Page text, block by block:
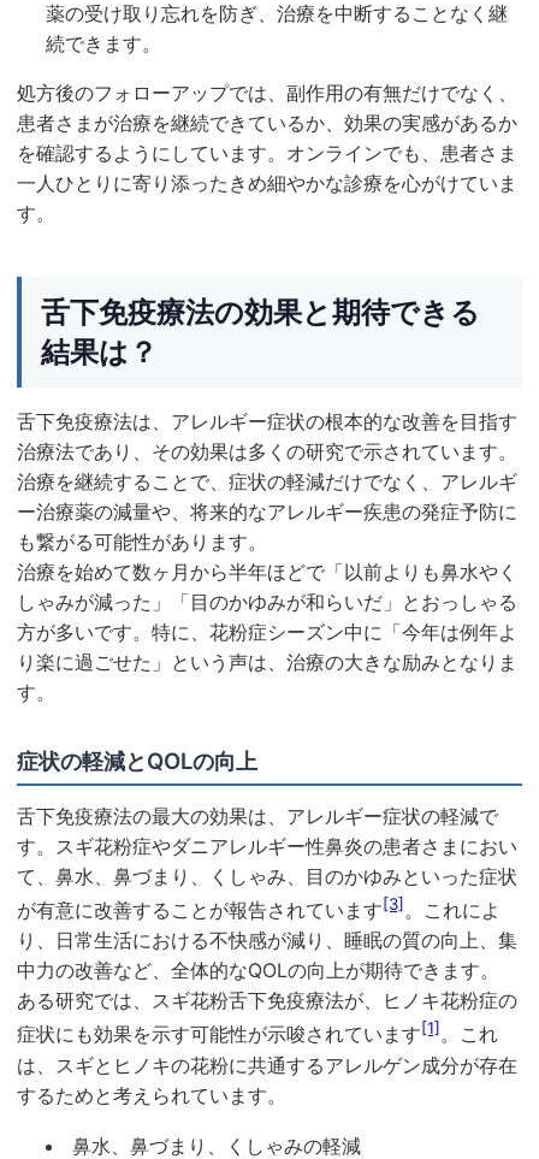
薬の受け取り忘れを防ぎ、治療を中断することなく継
続できます。
処方後のフォローアップでは、副作用の有無だけでなく、
患者さまが治療を継続できているか、効果の実感があるか
を確認するようにしています。オンラインでも、患者さま
一人ひとりに寄り添ったきめ細やかな診療を心がけていま
す。
舌下免疫療法の効果と期待できる
結果は？
舌下免疫療法は、アレルギー症状の根本的な改善を目指す
治療法であり、その効果は多くの研究で示されています。
治療を継続することで、症状の軽減だけでなく、アレルギ
ー治療薬の減量や、将来的なアレルギー疾患の発症予防に
も繋がる可能性があります。
治療を始めて数ヶ月から半年ほどで「以前よりも鼻水やく
しゃみが減った」「目のかゆみが和らいだ」とおっしゃる
方が多いです。特に、花粉症シーズン中に「今年は例年よ
り楽に過ごせた」という声は、治療の大きな励みとなりま
す。
症状の軽減とQOLの向上
舌下免疫療法の最大の効果は、アレルギー症状の軽減で
す。スギ花粉症やダニアレルギー性鼻炎の患者さまにおい
て、鼻水、鼻づまり、くしゃみ、目のかゆみといった症状
が有意に改善することが報告されています[3] 。これによ
り、日常生活における不快感が減り、睡眠の質の向上、集
中力の改善など、全体的なQOLの向上が期待できます。
ある研究では、スギ花粉舌下免疫療法が、ヒノキ花粉症の
症状にも効果を示す可能性が示唆されています[1] 。これ
は、スギとヒノキの花粉に共通するアレルゲン成分が存在
するためと考えられています。
鼻水、鼻づまり、くしゃみの軽減